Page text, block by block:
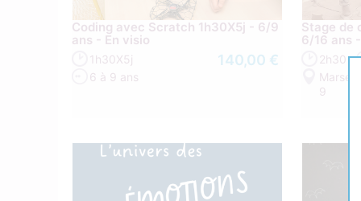
Coding avec Scratch 1h30X5j - 6/9
ans - En visio
1h30X5j
6 à 9 ans
140,00 €
Stage de
6/16 ans
2h30
9